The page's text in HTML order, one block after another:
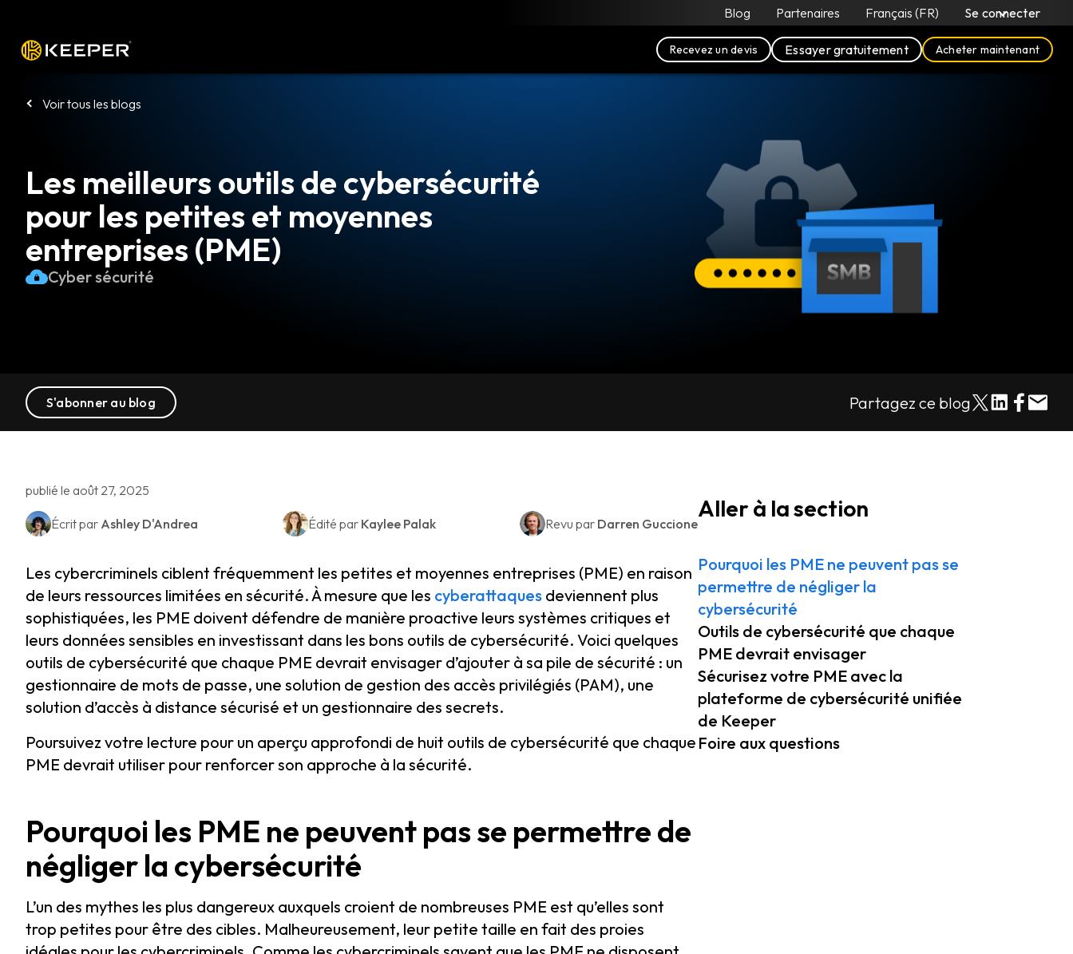
Blog Partenaires Français (FR) Se connecter
Recevez un devis Essayer gratuitement Acheter maintenant
Voir tous les blogs
Les meilleurs outils de cybersécurité
pour les petites et moyennes
entreprises (PME)
Cyber sécurité
S'abonner au blog Partagez ce blog
publié le août 27, 2025
Écrit par Ashley D'Andrea Édité par Kaylee Palak Revu par Darren Guccione
Les cybercriminels ciblent fréquemment les petites et moyennes entreprises (PME) en raison
de leurs ressources limitées en sécurité. À mesure que les cyberattaques deviennent plus
sophistiquées, les PME doivent défendre de manière proactive leurs systèmes critiques et
leurs données sensibles en investissant dans les bons outils de cybersécurité. Voici quelques
outils de cybersécurité que chaque PME devrait envisager d’ajouter à sa pile de sécurité : un
gestionnaire de mots de passe, une solution de gestion des accès privilégiés (PAM), une
solution d’accès à distance sécurisé et un gestionnaire des secrets.
Poursuivez votre lecture pour un aperçu approfondi de huit outils de cybersécurité que chaque
PME devrait utiliser pour renforcer son approche à la sécurité.
Pourquoi les PME ne peuvent pas se permettre de
négliger la cybersécurité
L’un des mythes les plus dangereux auxquels croient de nombreuses PME est qu’elles sont
trop petites pour être des cibles. Malheureusement, leur petite taille en fait des proies
Aller à la section
Pourquoi les PME ne peuvent pas se
permettre de négliger la
cybersécurité
Outils de cybersécurité que chaque
PME devrait envisager
Sécurisez votre PME avec la
plateforme de cybersécurité unifiée
de Keeper
Foire aux questions